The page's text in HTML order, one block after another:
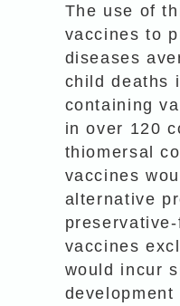
The use of
vaccines to
diseases
child deaths
containing
in over 120
thiomersal
vaccines
alternative
vaccines
would incur